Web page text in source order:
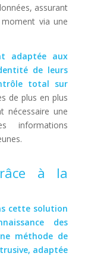
assurant
via une
adaptée aux
de leurs
total sur
de plus en plus
nécessaire une
informations
à la
cette solution
des
méthode de
adaptée